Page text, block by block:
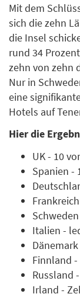
Mit dem
sich die zehn
die Insel
rund 34
zehn von zehn
Nur in
eine
Hotels auf
Hier die
UK - 10
Spanien -
Italien -
Finnland -
Russland
Irland -